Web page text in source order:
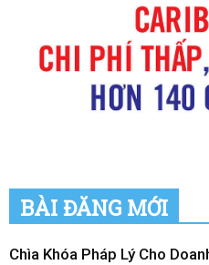
BÀI ĐĂNG MỚI
Chìa Khóa Pháp Lý Cho